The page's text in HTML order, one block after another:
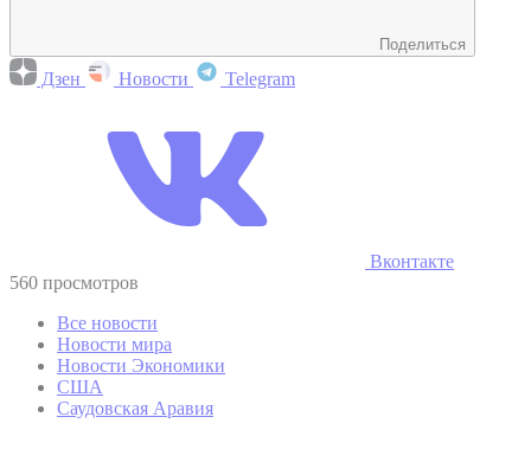
Поделиться
Дзен Новости Telegram
Вконтакте
560 просмотров
Все новости
Новости мира
Новости Экономики
США
Саудовская Аравия